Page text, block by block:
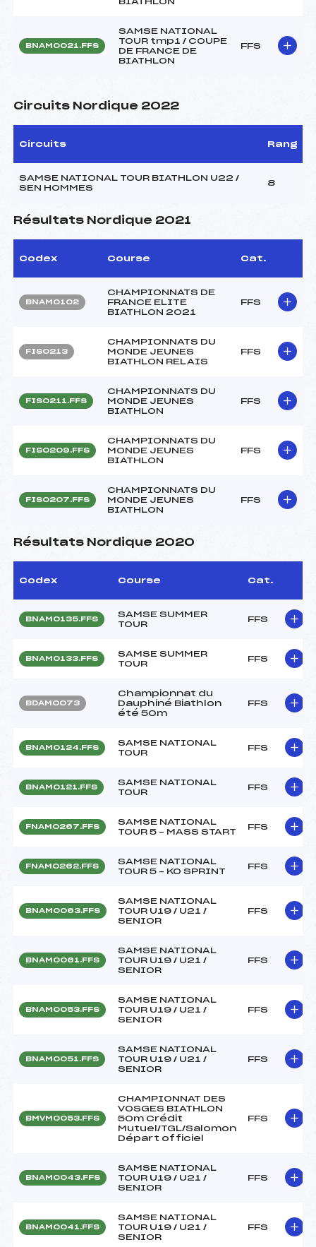
BNAM0021.FFS
SAMSE NATIONAL
TOUR tmp1 / COUPE
DE FRANCE DE
BIATHLON
FFS
Circuits Nordique 2022
Circuits Rang
SAMSE NATIONAL TOUR BIATHLON U22 /
SEN HOMMES
8
Résultats Nordique 2021
Codex Course Cat.
BNAM0102
CHAMPIONNATS DE
FRANCE ELITE
BIATHLON 2021
FFS
FIS0213
CHAMPIONNATS DU
MONDE JEUNES
BIATHLON RELAIS
FFS
FIS0211.FFS
CHAMPIONNATS DU
MONDE JEUNES
BIATHLON
FFS
FIS0209.FFS
CHAMPIONNATS DU
MONDE JEUNES
BIATHLON
FFS
FIS0207.FFS
CHAMPIONNATS DU
MONDE JEUNES
BIATHLON
FFS
Résultats Nordique 2020
Codex Course Cat.
BNAM0135.FFS
SAMSE SUMMER
TOUR
FFS
BNAM0133.FFS
SAMSE SUMMER
TOUR
FFS
BDAM0073
Championnat du
Dauphiné Biathlon
été 50m
FFS
BNAM0124.FFS
SAMSE NATIONAL
TOUR
FFS
BNAM0121.FFS
SAMSE NATIONAL
TOUR
FFS
FNAM0267.FFS
SAMSE NATIONAL
TOUR 5 – MASS START
FFS
FNAM0262.FFS
SAMSE NATIONAL
TOUR 5 – KO SPRINT
FFS
BNAM0063.FFS
SAMSE NATIONAL
TOUR U19 / U21 /
SENIOR
FFS
BNAM0061.FFS
SAMSE NATIONAL
TOUR U19 / U21 /
SENIOR
FFS
BNAM0053.FFS
SAMSE NATIONAL
TOUR U19 / U21 /
SENIOR
FFS
BNAM0051.FFS
SAMSE NATIONAL
TOUR U19 / U21 /
SENIOR
FFS
BMVM0053.FFS
CHAMPIONNAT DES
VOSGES BIATHLON
50m Crédit
Mutuel/TGL/Salomon
Départ officiel
FFS
BNAM0043.FFS
SAMSE NATIONAL
TOUR U19 / U21 /
SENIOR
FFS
BNAM0041.FFS
SAMSE NATIONAL
TOUR U19 / U21 /
SENIOR
FFS